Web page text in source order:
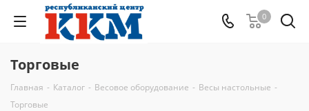
0
Торговые
Главная - Каталог - Весовое оборудование - Весы настольные -
Торговые